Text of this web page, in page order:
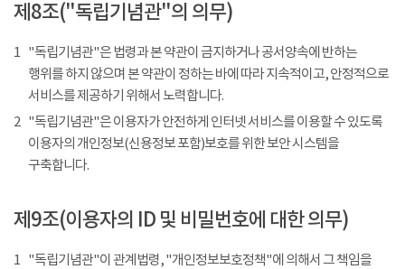
제8조("독립기념관"의 의무)
1 "독립기념관"은 법령과 본 약관이 금지하거나 공서양속에 반하는
행위를 하지 않으며 본 약관이 정하는 바에 따라 지속적이고, 안정적으로
서비스를 제공하기 위해서 노력합니다.
2 "독립기념관"은 이용자가 안전하게 인터넷 서비스를 이용할 수 있도록
이용자의 개인정보(신용정보 포함)보호를 위한 보안 시스템을
구축합니다.
제9조(이용자의 ID 및 비밀번호에 대한 의무)
1 "독립기념관"이 관계법령, "개인정보보호정책"에 의해서 그 책임을